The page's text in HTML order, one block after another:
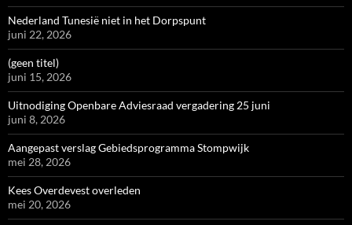
Nederland Tunesië niet in het Dorpspunt
juni 22, 2026
(geen titel)
juni 15, 2026
Uitnodiging Openbare Adviesraad vergadering 25 juni
juni 8, 2026
Aangepast verslag Gebiedsprogramma Stompwijk
mei 28, 2026
Kees Overdevest overleden
mei 20, 2026